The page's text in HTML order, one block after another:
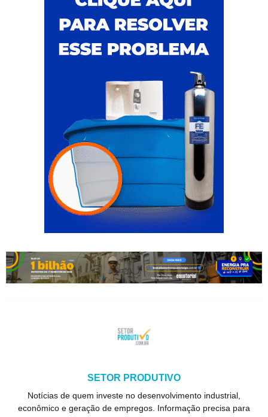
SETOR PRODUTIVO
Notícias de quem investe no desenvolvimento industrial,
econômico e geração de empregos. Informação precisa para